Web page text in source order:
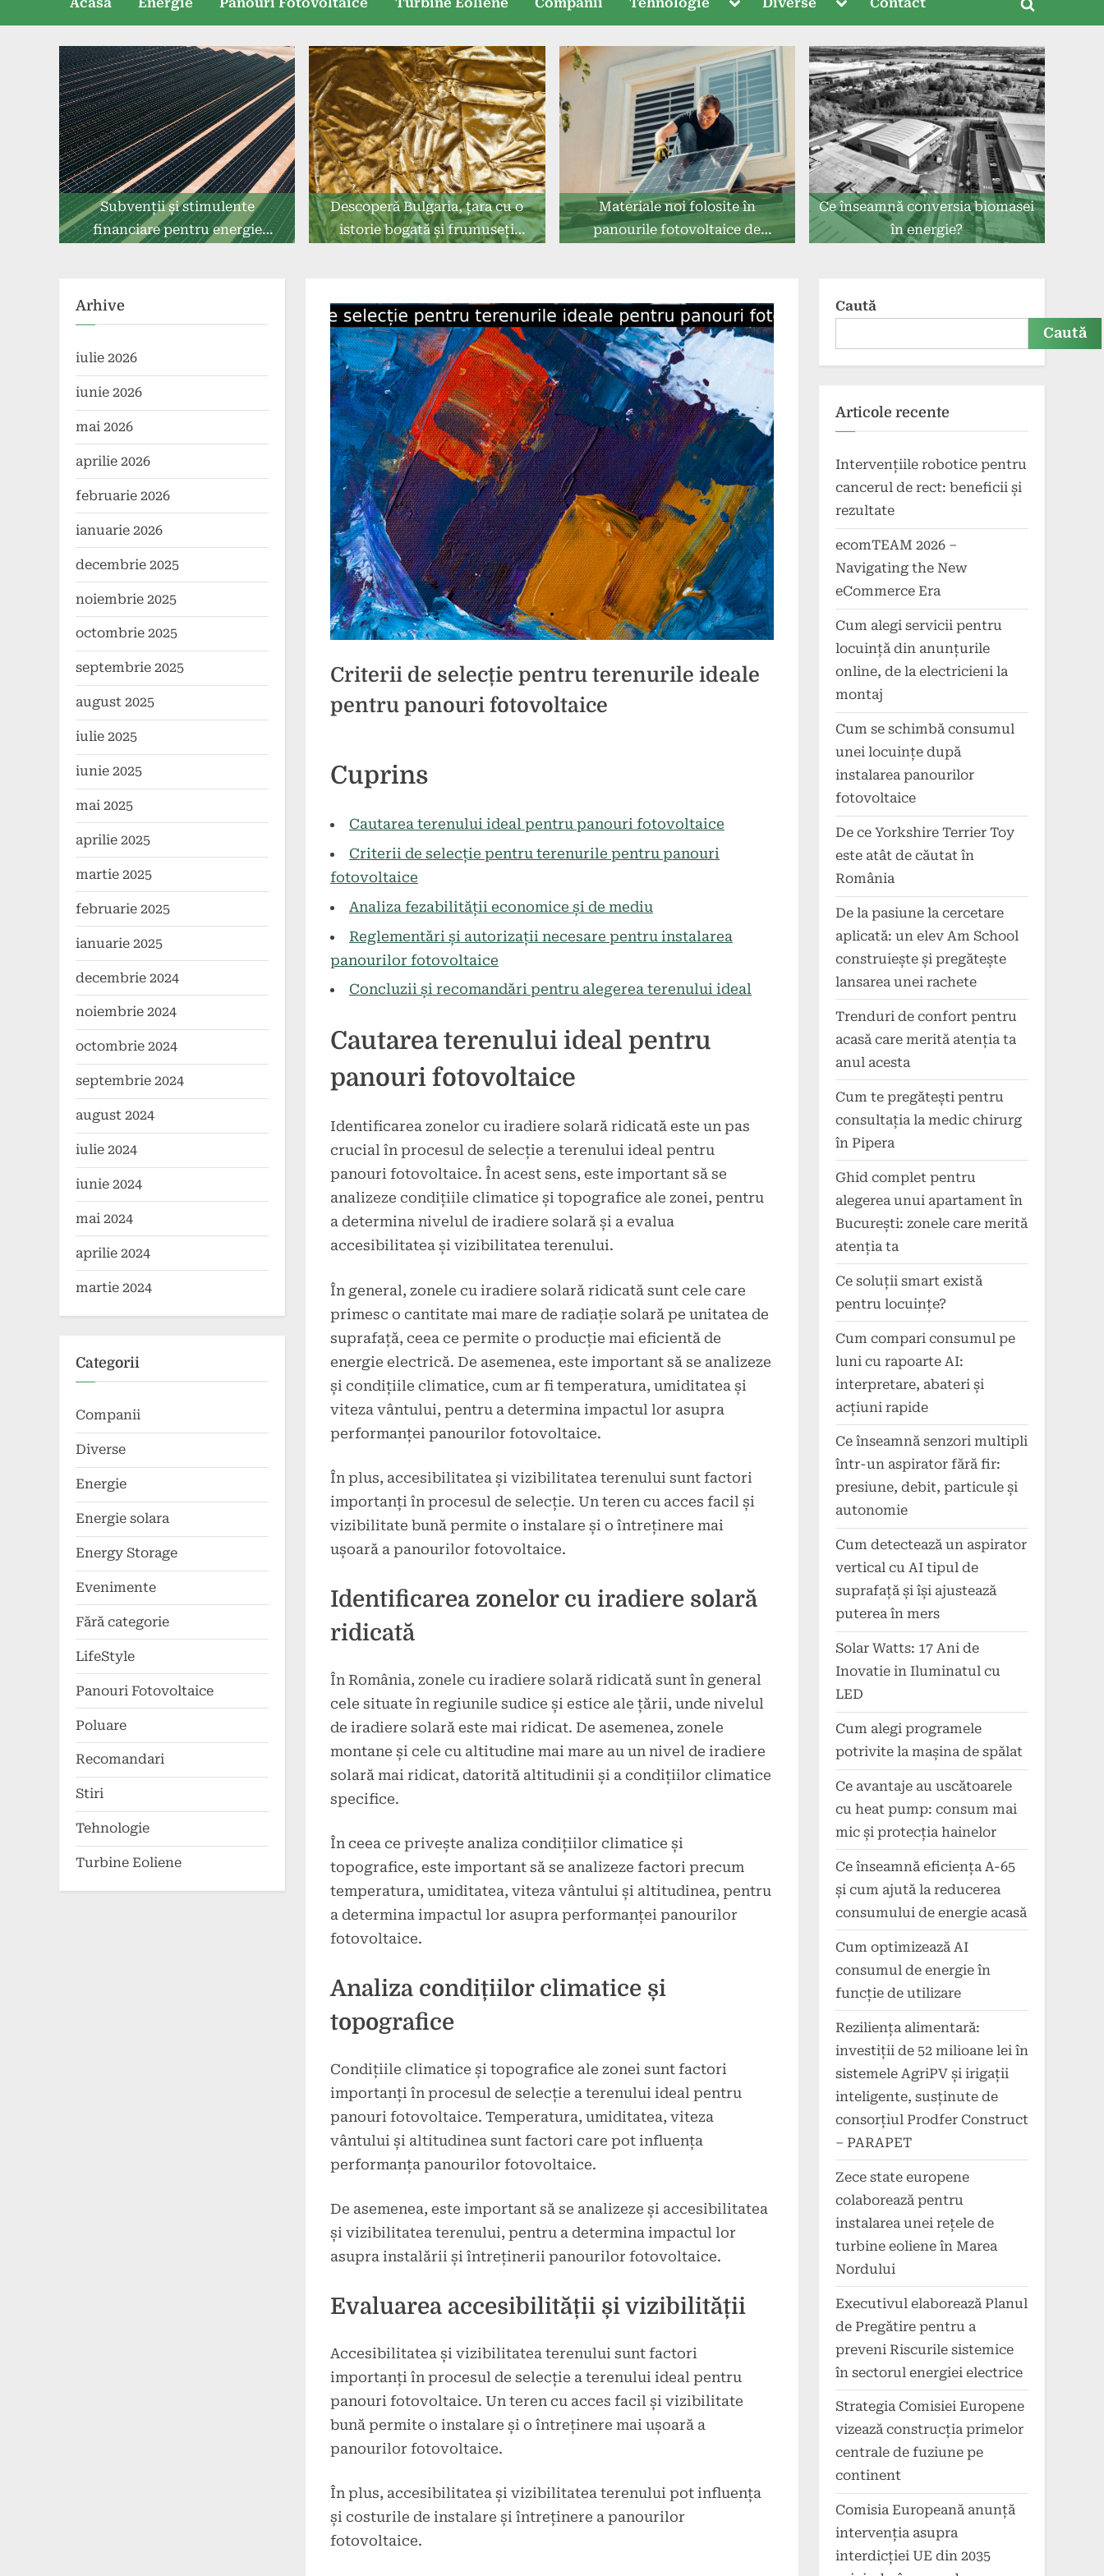
menu
menu
Toggle
form
Subvenții și stimulente
financiare pentru energie
Descoperă Bulgaria, țara cu o
istorie bogată și frumuseți
Materiale noi folosite în
panourile fotovoltaice de
Ce înseamnă conversia biomasei
în energie?
Criterii de selecție pentru terenurile ideale
pentru panouri fotovoltaice
on
mai
Cuprins
Cautarea terenului ideal pentru panouri fotovoltaice
Criterii de selecție pentru terenurile pentru panouri
fotovoltaice
Analiza fezabilității economice și de mediu
Reglementări și autorizații necesare pentru instalarea
panourilor fotovoltaice
Concluzii și recomandări pentru alegerea terenului ideal
Cautarea terenului ideal pentru
panouri fotovoltaice
Identificarea zonelor cu iradiere solară ridicată este un pas
crucial în procesul de selecție a terenului ideal pentru
panouri fotovoltaice. În acest sens, este important să se
analizeze condițiile climatice și topografice ale zonei, pentru
a determina nivelul de iradiere solară și a evalua
accesibilitatea și vizibilitatea terenului.
În general, zonele cu iradiere solară ridicată sunt cele care
primesc o cantitate mai mare de radiație solară pe unitatea de
suprafață, ceea ce permite o producție mai eficientă de
energie electrică. De asemenea, este important să se analizeze
și condițiile climatice, cum ar fi temperatura, umiditatea și
viteza vântului, pentru a determina impactul lor asupra
performanței panourilor fotovoltaice.
În plus, accesibilitatea și vizibilitatea terenului sunt factori
importanți în procesul de selecție. Un teren cu acces facil și
vizibilitate bună permite o instalare și o întreținere mai
ușoară a panourilor fotovoltaice.
Identificarea zonelor cu iradiere solară
ridicată
În România, zonele cu iradiere solară ridicată sunt în general
cele situate în regiunile sudice și estice ale țării, unde nivelul
de iradiere solară este mai ridicat. De asemenea, zonele
montane și cele cu altitudine mai mare au un nivel de iradiere
solară mai ridicat, datorită altitudinii și a condițiilor climatice
specifice.
În ceea ce privește analiza condițiilor climatice și
topografice, este important să se analizeze factori precum
temperatura, umiditatea, viteza vântului și altitudinea, pentru
a determina impactul lor asupra performanței panourilor
fotovoltaice.
Analiza condițiilor climatice și
topografice
Condițiile climatice și topografice ale zonei sunt factori
importanți în procesul de selecție a terenului ideal pentru
panouri fotovoltaice. Temperatura, umiditatea, viteza
vântului și altitudinea sunt factori care pot influența
performanța panourilor fotovoltaice.
De asemenea, este important să se analizeze și accesibilitatea
și vizibilitatea terenului, pentru a determina impactul lor
asupra instalării și întreținerii panourilor fotovoltaice.
Evaluarea accesibilității și vizibilității
Accesibilitatea și vizibilitatea terenului sunt factori
importanți în procesul de selecție a terenului ideal pentru
panouri fotovoltaice. Un teren cu acces facil și vizibilitate
bună permite o instalare și o întreținere mai ușoară a
panourilor fotovoltaice.
În plus, accesibilitatea și vizibilitatea terenului pot influența
și costurile de instalare și întreținere a panourilor
fotovoltaice.
Arhive
iulie 2026
iunie 2026
mai 2026
aprilie 2026
februarie 2026
ianuarie 2026
decembrie 2025
noiembrie 2025
octombrie 2025
septembrie 2025
august 2025
iulie 2025
iunie 2025
mai 2025
aprilie 2025
martie 2025
februarie 2025
ianuarie 2025
decembrie 2024
noiembrie 2024
octombrie 2024
septembrie 2024
august 2024
iulie 2024
iunie 2024
mai 2024
aprilie 2024
martie 2024
Categorii
Companii
Diverse
Energie
Energie solara
Energy Storage
Evenimente
Fără categorie
LifeStyle
Panouri Fotovoltaice
Poluare
Recomandari
Stiri
Tehnologie
Turbine Eoliene
Caută
Caută
Articole recente
Intervențiile robotice pentru
cancerul de rect: beneficii și
rezultate
ecomTEAM 2026 –
Navigating the New
eCommerce Era
Cum alegi servicii pentru
locuință din anunțurile
online, de la electricieni la
montaj
Cum se schimbă consumul
unei locuințe după
instalarea panourilor
fotovoltaice
De ce Yorkshire Terrier Toy
este atât de căutat în
România
De la pasiune la cercetare
aplicată: un elev Am School
construiește și pregătește
lansarea unei rachete
Trenduri de confort pentru
acasă care merită atenția ta
anul acesta
Cum te pregătești pentru
consultația la medic chirurg
în Pipera
Ghid complet pentru
alegerea unui apartament în
București: zonele care merită
atenția ta
Ce soluții smart există
pentru locuințe?
Cum compari consumul pe
luni cu rapoarte AI:
interpretare, abateri și
acțiuni rapide
Ce înseamnă senzori multipli
într-un aspirator fără fir:
presiune, debit, particule și
autonomie
Cum detectează un aspirator
vertical cu AI tipul de
suprafață și își ajustează
puterea în mers
Solar Watts: 17 Ani de
Inovatie in Iluminatul cu
LED
Cum alegi programele
potrivite la mașina de spălat
Ce avantaje au uscătoarele
cu heat pump: consum mai
mic și protecția hainelor
Ce înseamnă eficiența A-65
și cum ajută la reducerea
consumului de energie acasă
Cum optimizează AI
consumul de energie în
funcție de utilizare
Reziliența alimentară:
investiții de 52 milioane lei în
sistemele AgriPV și irigații
inteligente, susținute de
consorțiul Prodfer Construct
– PARAPET
Zece state europene
colaborează pentru
instalarea unei rețele de
turbine eoliene în Marea
Nordului
Executivul elaborează Planul
de Pregătire pentru a
preveni Riscurile sistemice
în sectorul energiei electrice
Strategia Comisiei Europene
vizează construcția primelor
centrale de fuziune pe
continent
Comisia Europeană anunță
intervenția asupra
interdicției UE din 2035